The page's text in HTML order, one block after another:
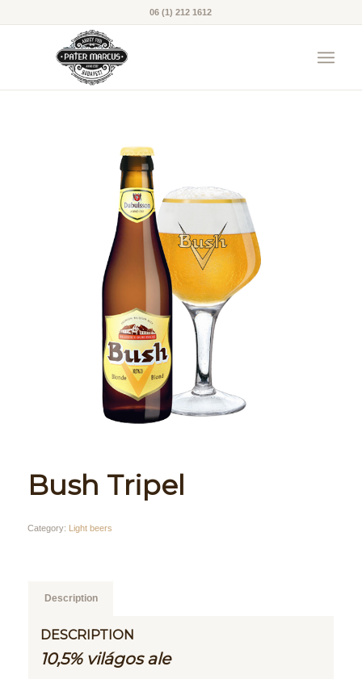
06 (1) 212 1612
Bush Tripel
Category: Light beers
Description
DESCRIPTION
10,5% világos ale